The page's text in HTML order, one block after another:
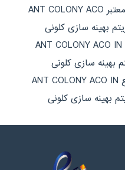
مدرک معتبر ANT COLONY ACO
بهینه سازی کلونی
مرجع آموزش ANT COLONY ACO IN
بهینه سازی کلونی
یادگیری سریع ANT COLONY ACO IN
بهینه سازی کلونی